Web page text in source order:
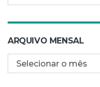
ARQUIVO MENSAL
Arquivo mensal